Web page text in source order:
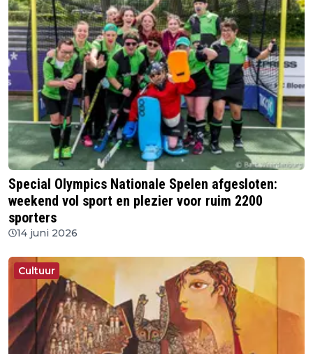
Special Olympics Nationale Spelen afgesloten:
weekend vol sport en plezier voor ruim 2200
sporters
14 juni 2026
Cultuur